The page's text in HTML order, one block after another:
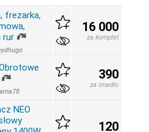
frezarka,
rur
16 000
za komplet
390
za imadło
NEO
120